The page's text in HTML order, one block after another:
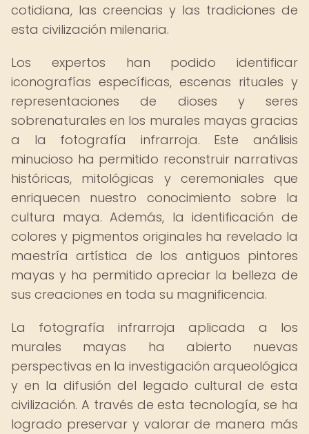
cotidiana, las creencias y las tradiciones de
esta civilización milenaria.
Los expertos han podido identificar
iconografías específicas, escenas rituales y
representaciones de dioses y seres
sobrenaturales en los murales mayas gracias
a la fotografía infrarroja. Este análisis
minucioso ha permitido reconstruir narrativas
históricas, mitológicas y ceremoniales que
enriquecen nuestro conocimiento sobre la
cultura maya. Además, la identificación de
colores y pigmentos originales ha revelado la
maestría artística de los antiguos pintores
mayas y ha permitido apreciar la belleza de
sus creaciones en toda su magnificencia.
La fotografía infrarroja aplicada a los
murales mayas ha abierto nuevas
perspectivas en la investigación arqueológica
y en la difusión del legado cultural de esta
civilización. A través de esta tecnología, se ha
logrado preservar y valorar de manera más